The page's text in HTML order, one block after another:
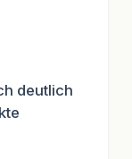
deutlich